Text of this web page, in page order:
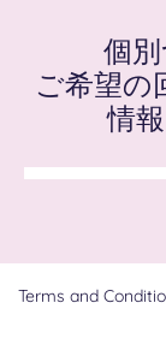
個
ご希望の
情
Terms and